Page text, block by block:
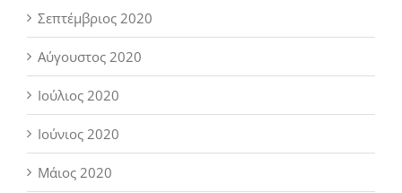
Σεπτέμβριος 2020
Αύγουστος 2020
Ιούλιος 2020
Ιούνιος 2020
Μάιος 2020